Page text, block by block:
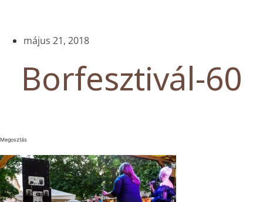
május 21, 2018
Borfesztivál-60
Megosztás